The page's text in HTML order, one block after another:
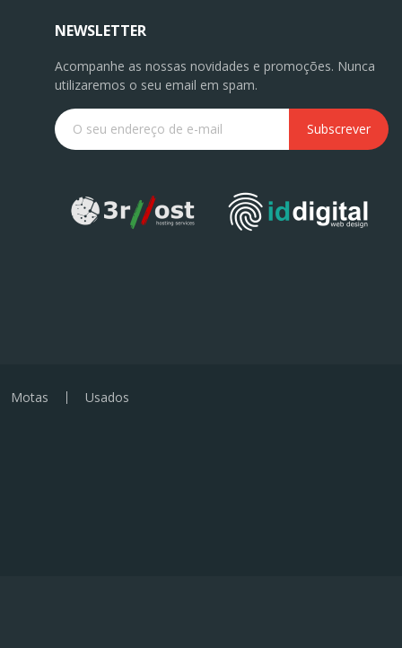
NEWSLETTER
Acompanhe as nossas novidades e promoções. Nunca
utilizaremos o seu email em spam.
Subscrever
Motas Usados